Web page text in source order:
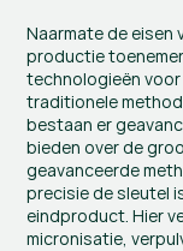
Naarmate de eisen
productie
technologieën
traditionele
bestaan er
bieden over de
geavanceerde
precisie de sleutel
eindproduct. Hier
micronisatie,